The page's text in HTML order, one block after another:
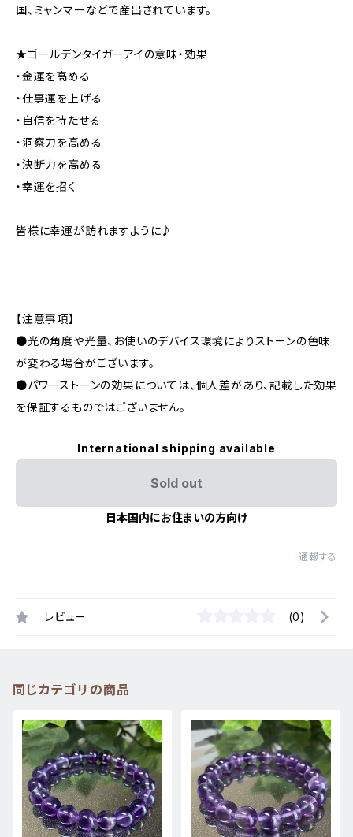
国、ミャンマーなどで産出されています。
★ゴールデンタイガーアイの意味・効果
・金運を高める
・仕事運を上げる
・自信を持たせる
・洞察力を高める
・決断力を高める
・幸運を招く
皆様に幸運が訪れますように♪
【注意事項】
●光の角度や光量、お使いのデバイス環境によりストーンの色味
が変わる場合がございます。
●パワーストーンの効果については、個人差があり、記載した効果
を保証するものではございません。
International shipping available
Sold out
日本国内にお住まいの方向け
通報する
レビュー (0)
同じカテゴリの商品